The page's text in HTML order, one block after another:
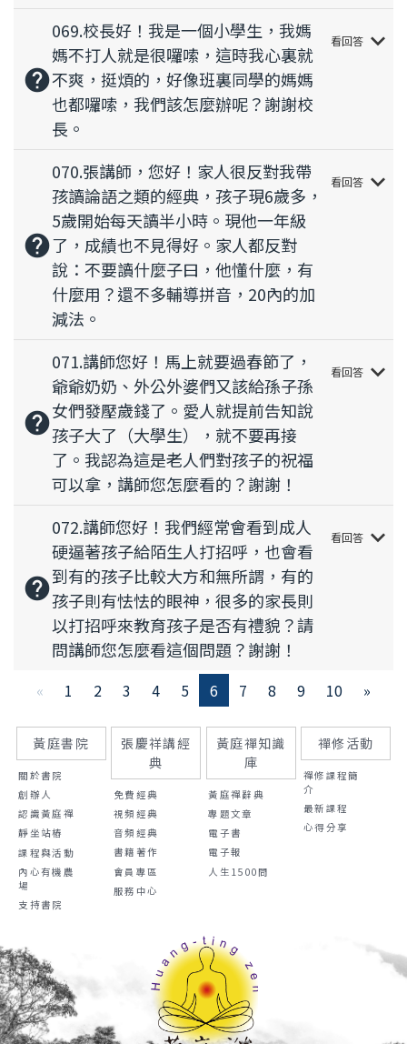
help
069.校長好！我是一個小學生，我媽
媽不打人就是很囉嗦，這時我心裏就
不爽，挺煩的，好像班裏同學的媽媽
也都囉嗦，我們該怎麼辦呢？謝謝校
長。
看回答 keyboard_arrow_down
help
070.張講師，您好！家人很反對我帶
孩讀論語之類的經典，孩子現6歲多，
5歲開始每天讀半小時。現他一年級
了，成績也不見得好。家人都反對
說：不要讀什麼子曰，他懂什麼，有
什麼用？還不多輔導拼音，20內的加
減法。
看回答 keyboard_arrow_down
help
071.講師您好！馬上就要過春節了，
爺爺奶奶、外公外婆們又該給孫子孫
女們發壓歲錢了。愛人就提前告知說
孩子大了（大學生），就不要再接
了。我認為這是老人們對孩子的祝福
可以拿，講師您怎麼看的？謝謝！
看回答 keyboard_arrow_down
help
072.講師您好！我們經常會看到成人
硬逼著孩子給陌生人打招呼，也會看
到有的孩子比較大方和無所謂，有的
孩子則有怯怯的眼神，很多的家長則
以打招呼來教育孩子是否有禮貌？請
問講師您怎麼看這個問題？謝謝！
看回答 keyboard_arrow_down
« 1 2 3 4 5 6 7 8 9 10 »
黃庭書院
關於書院
創辦人
認識黃庭禪
靜坐站樁
課程與活動
內心有機農
場
支持書院
張慶祥講經
典
免費經典
視頻經典
音頻經典
書籍著作
會員專區
服務中心
黃庭禪知識
庫
黃庭禪辭典
專題文章
電子書
電子報
人生1500問
禪修活動
禪修課程簡
介
最新課程
心得分享